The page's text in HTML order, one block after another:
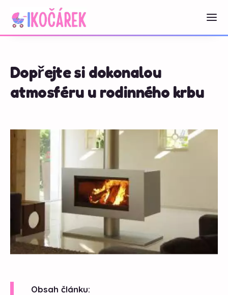
Dopřejte si dokonalou
atmosféru u rodinného krbu
Obsah článku: